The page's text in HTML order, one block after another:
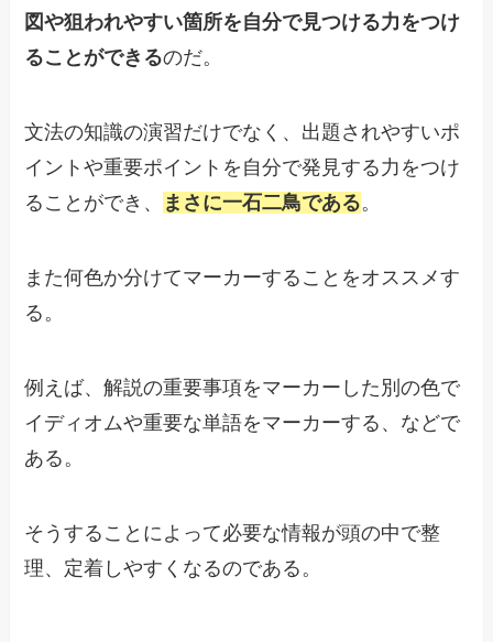
図や狙われやすい箇所を自分で見つける力をつけ
ることができるのだ。
文法の知識の演習だけでなく、出題されやすいポ
イントや重要ポイントを自分で発見する力をつけ
ることができ、
まさに一石二鳥である。
また何色か分けてマーカーすることをオススメす
る。
例えば、解説の重要事項をマーカーした別の色で
イディオムや重要な単語をマーカーする、などで
ある。
そうすることによって必要な情報が頭の中で整
理、定着しやすくなるのである。